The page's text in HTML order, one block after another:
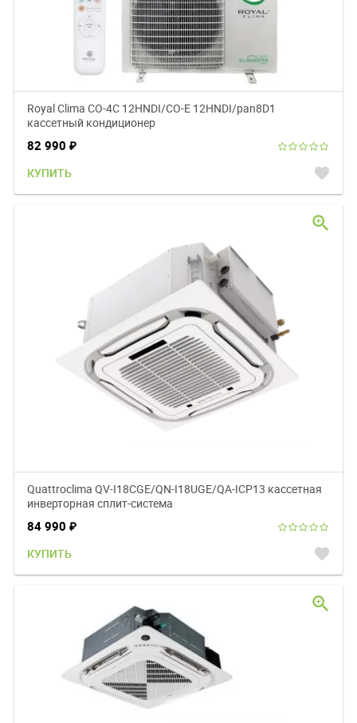
Royal Clima CO-4C 12HNDI/CO-E 12HNDI/pan8D1
кассетный кондиционер
82 990 ₽
КУПИТЬ favorite
Quattroclima QV-I18CGE/QN-I18UGE/QA-ICP13 кассетная
инверторная сплит-система
84 990 ₽
КУПИТЬ favorite
zoom_in
zoom_in